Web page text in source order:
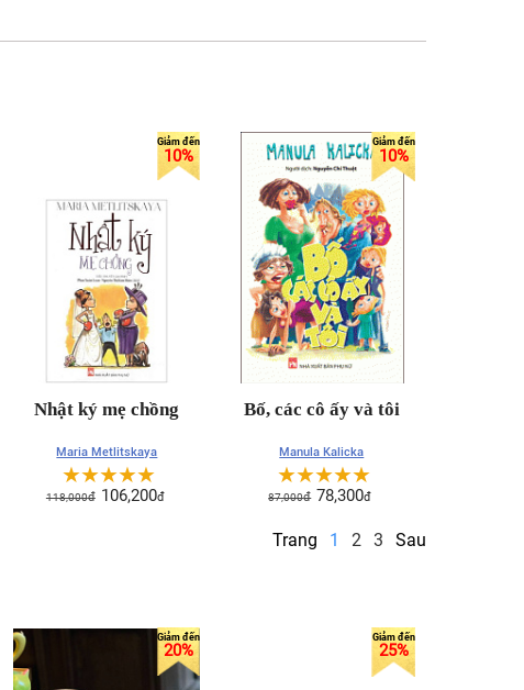
10%
Nhật ký mẹ chồng
Maria Metlitskaya
☆☆☆☆☆
118,000đ 106,200đ
10%
Bố, các cô ấy và tôi
Manula Kalicka
☆☆☆☆☆
87,000đ 78,300đ
Trang 1 2 3 Sau
20% 25%